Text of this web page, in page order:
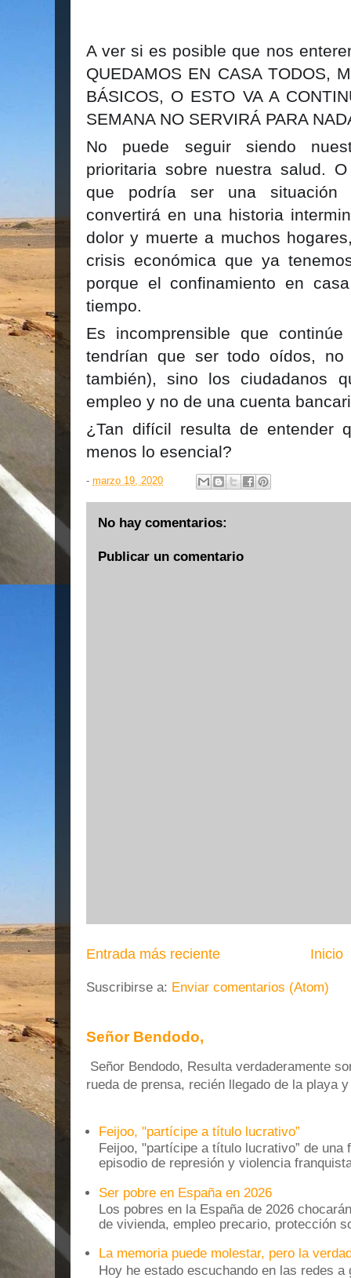
A ver si es posible que nos
QUEDAMOS EN CASA TODOS,
BÁSICOS, O ESTO VA A
SEMANA NO SERVIRÁ PARA
No puede seguir siendo
prioritaria sobre nuestra salud.
que podría ser una situación
convertirá en una historia
dolor y muerte a muchos
crisis económica que ya
porque el confinamiento en
tiempo.
Es incomprensible que
tendrían que ser todo oídos, no
también), sino los ciudadanos
empleo y no de una cuenta
¿Tan difícil resulta de entender
menos lo esencial?
- marzo 19, 2020
No hay comentarios:
Publicar un comentario
Entrada más reciente Inicio
Suscribirse a: Enviar comentarios (Atom)
Señor Bendodo,
Señor Bendodo, Resulta verdaderamente
rueda de prensa, recién llegado de la playa
Feijoo, "partícipe a título lucrativo”
Feijoo, "partícipe a título lucrativo” de una
episodio de represión y violencia
Ser pobre en España en 2026
Los pobres en la España de 2026
de vivienda, empleo precario, protección
La memoria puede molestar, pero la
Hoy he estado escuchando en las redes a